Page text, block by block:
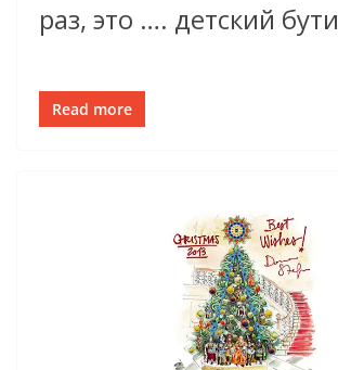
раз, это …. детский
Read more